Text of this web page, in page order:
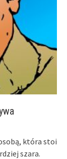
która stoi
szara.